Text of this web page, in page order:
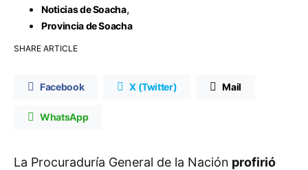
Noticias de Soacha,
Provincia de Soacha
SHARE ARTICLE
Facebook X (Twitter) Mail
WhatsApp
La Procuraduría General de la Nación profirió